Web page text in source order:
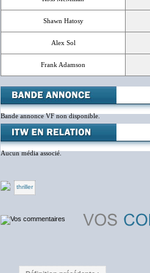
Shawn Hatosy
Alex Sol
Frank Adamson
Bande annonce VF non disponible.
Aucun média associé.
thriller